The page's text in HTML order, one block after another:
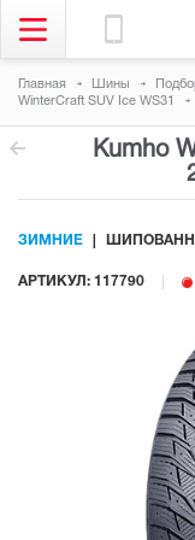
Главная Шины
WinterCraft SUV Ice WS31
Kumho
АРТИКУЛ: 117790
ЗИМНИЕ